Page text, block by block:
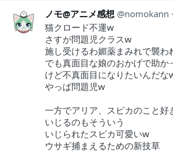
ノモ@アニメ感想 nomokann
猫クロード不運w
さすが問題児クラスw
施し受けるわ媚薬まみれで襲わ
でも真面目な娘のおかげで助か
けど不真面目になりたいんだな
やっぱ問題児w
一方でアリア、スピカのこと好
いじるのもそういう
いじられたスピカ可愛いw
ウサギ捕まえるための新技草